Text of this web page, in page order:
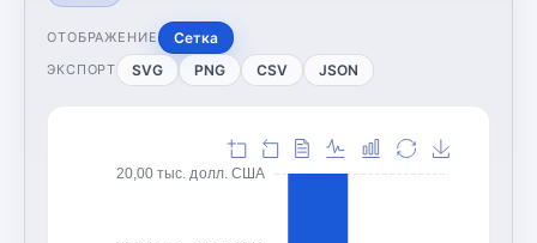
ОТОБРАЖЕНИЕ Сетка
ЭКСПОРТ SVG PNG CSV JSON
20,00 тыс. долл. США